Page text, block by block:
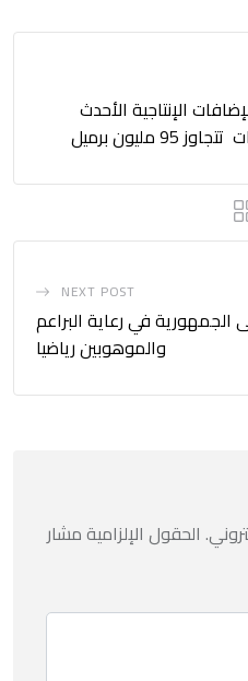
الإنتاجية الأحدث
برميل
NEXT POST
الجمهورية في رعاية البراعم
والموهوبين رياضيا
الحقول الإلزامية مشار